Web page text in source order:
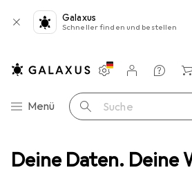
Deine Daten. Deine
Galaxus
Schneller finden und bestellen
Navigation nach Kategorien
Menü Suche
Einstellungen
Kundenkonto
Vergleichslisten
Merklisten
Warenkorb
aus Kunststoff